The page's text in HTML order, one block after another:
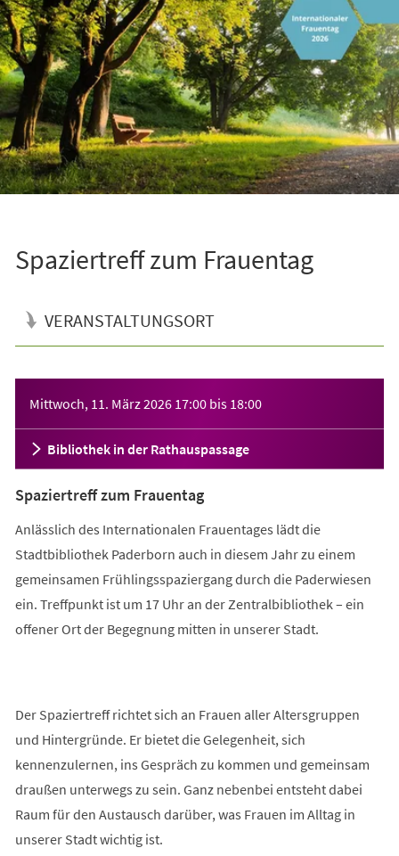
Spaziertreff zum Frauentag
VERANSTALTUNGSORT
Mittwoch, 11. März 2026 17:00 bis 18:00
Bibliothek in der Rathauspassage
Spaziertreff zum Frauentag
Anlässlich des Internationalen Frauentages lädt die
Stadtbibliothek Paderborn auch in diesem Jahr zu einem
gemeinsamen Frühlingsspaziergang durch die Paderwiesen
ein. Treffpunkt ist um 17 Uhr an der Zentralbibliothek – ein
offener Ort der Begegnung mitten in unserer Stadt.
Der Spaziertreff richtet sich an Frauen aller Altersgruppen
und Hintergründe. Er bietet die Gelegenheit, sich
kennenzulernen, ins Gespräch zu kommen und gemeinsam
draußen unterwegs zu sein. Ganz nebenbei entsteht dabei
Raum für den Austausch darüber, was Frauen im Alltag in
unserer Stadt wichtig ist.